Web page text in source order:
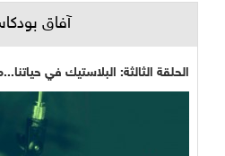
آفاق
الحلقة الثالثة: البلاستيك في